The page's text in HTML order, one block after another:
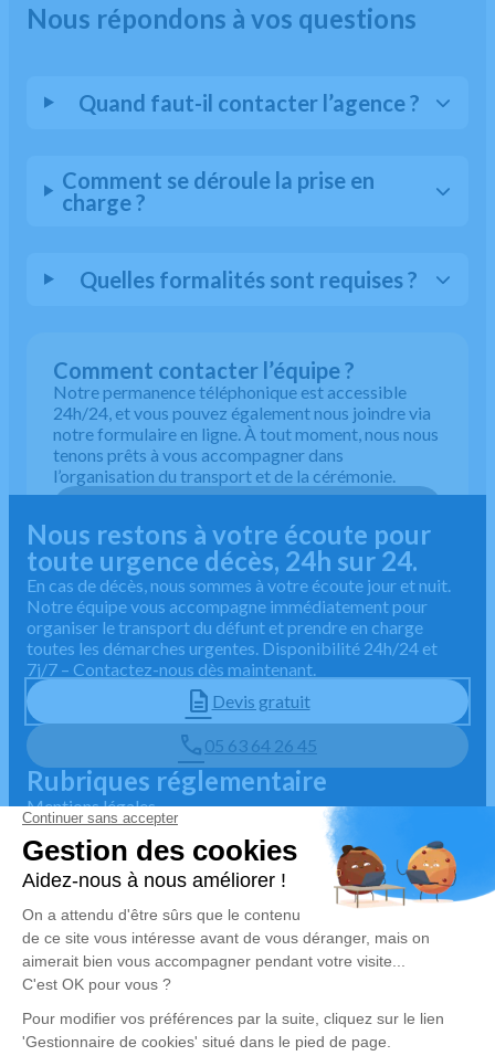
Nous répondons à vos questions
Quand faut-il contacter l’agence ?
Comment se déroule la prise en
charge ?
Quelles formalités sont requises ?
Comment contacter l’équipe ?
Notre permanence téléphonique est accessible
24h/24, et vous pouvez également nous joindre via
notre formulaire en ligne. À tout moment, nous nous
tenons prêts à vous accompagner dans
l’organisation du transport et de la cérémonie.
Nous restons à votre écoute pour
toute urgence décès, 24h sur 24.
En cas de décès, nous sommes à votre écoute jour et nuit.
Notre équipe vous accompagne immédiatement pour
organiser le transport du défunt et prendre en charge
toutes les démarches urgentes. Disponibilité 24h/24 et
7j/7 – Contactez-nous dès maintenant.
Devis gratuit
05 63 64 26 45
Rubriques réglementaire
Mentions légales
Politique de traitement des données personnelles
Politique d'utilisation des cookies
Gestionnaire de cookies
4.9/5 sur Google